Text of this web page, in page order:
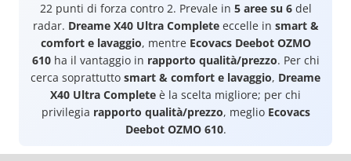
22 punti di forza contro 2. Prevale in 5 aree su 6del
radar. Dreame X40 Ultra Completeeccelle in smart &
comfort e lavaggio, mentre Ecovacs Deebot OZMO
610ha il vantaggio in rapporto qualità/prezzo. Per chi
cerca soprattutto smart & comfort e lavaggio, Dreame
X40 Ultra Complete è la scelta migliore; per chi
privilegia rapporto qualità/prezzo, meglio Ecovacs
Deebot OZMO 610.